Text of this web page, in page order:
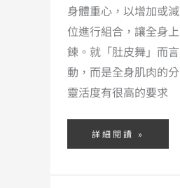
身體重心，以增加或
位進行組合，讓全身
鍊。就「肚皮舞」而
動，而是全身肌肉的
靈活度有很高的要求
詳細閱讀 »